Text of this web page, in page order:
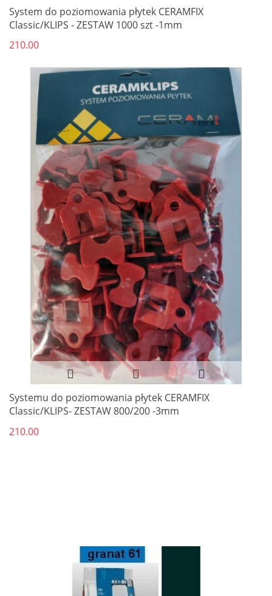
System do poziomowania płytek CERAMFIX
Classic/KLIPS - ZESTAW 1000 szt -1mm
210.00
Systemu do poziomowania płytek CERAMFIX
Classic/KLIPS- ZESTAW 800/200 -3mm
210.00